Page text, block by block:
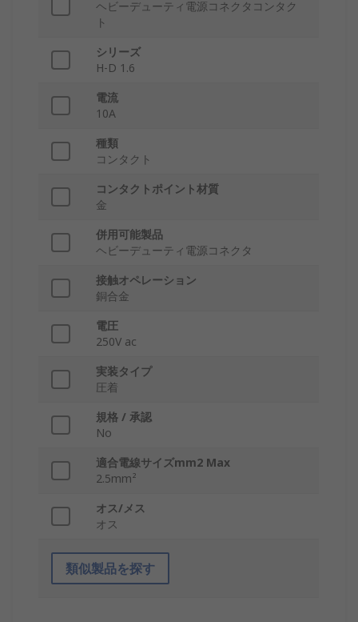
ヘビーデューティ電源コネクタコンタク
ト
シリーズ
H-D 1.6
電流
10A
種類
コンタクト
コンタクトポイント材質
金
併用可能製品
ヘビーデューティ電源コネクタ
接触オペレーション
銅合金
電圧
250V ac
実装タイプ
圧着
規格 / 承認
No
適合電線サイズmm2 Max
2.5mm²
オス/メス
オス
類似製品を探す